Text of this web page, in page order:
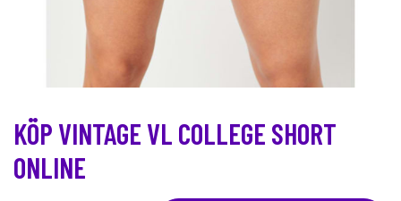
KÖP VINTAGE VL COLLEGE SHORT
ONLINE